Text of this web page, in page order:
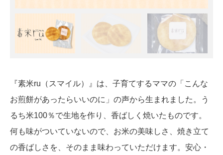
『素米ru（スマイル）』は、子育てするママの「こんな
お煎餅があったらいいのに」の声から生まれました。う
るち米100％で生地を作り、香ばしく焼いたものです。
何も味がついていないので、お米の美味しさ、焼き立て
の香ばしさを、そのまま味わっていただけます。安心・